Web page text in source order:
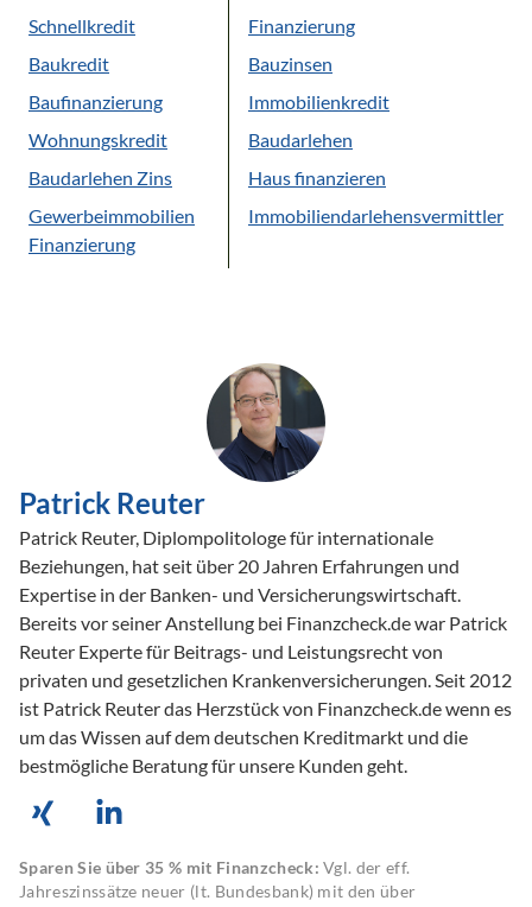
Schnellkredit
Finanzierung
Baukredit
Bauzinsen
Baufinanzierung
Immobilienkredit
Wohnungskredit
Baudarlehen
Baudarlehen Zins
Haus finanzieren
Gewerbeimmobilien
Finanzierung
Immobiliendarlehensvermittler
Patrick Reuter
Patrick Reuter, Diplompolitologe für internationale
Beziehungen, hat seit über 20 Jahren Erfahrungen und
Expertise in der Banken- und Versicherungswirtschaft.
Bereits vor seiner Anstellung bei Finanzcheck.de war Patrick
Reuter Experte für Beitrags- und Leistungsrecht von
privaten und gesetzlichen Krankenversicherungen. Seit 2012
ist Patrick Reuter das Herzstück von Finanzcheck.de wenn es
um das Wissen auf dem deutschen Kreditmarkt und die
bestmögliche Beratung für unsere Kunden geht.
Sparen Sie über 35 % mit Finanzcheck: Vgl. der eff.
Jahreszinssätze neuer (lt. Bundesbank) mit den über